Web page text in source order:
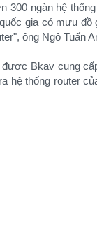
300 ngàn hệ
gia có mưu đồ
ông Ngô Tuấn
Bkav cung
hệ thống router